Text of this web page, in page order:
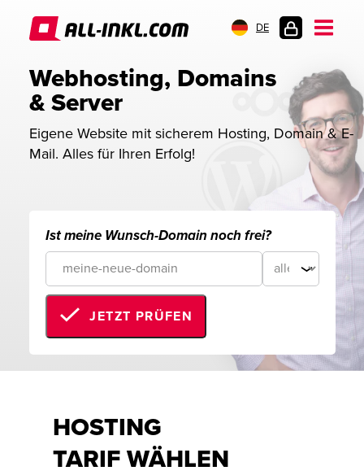
DE
Webhosting, Domains
& Server
Eigene Website mit sicherem Hosting, Domain & E-
Mail. Alles für Ihren Erfolg!
Ist meine Wunsch-Domain noch frei?
JETZT PRÜFEN
HOSTING
TARIF WÄHLEN